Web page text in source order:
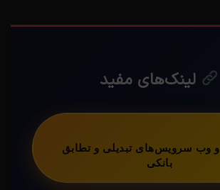
لینک‌های مفید
API و وب سرویس‌های تبدیلی و تطابق
بانکی